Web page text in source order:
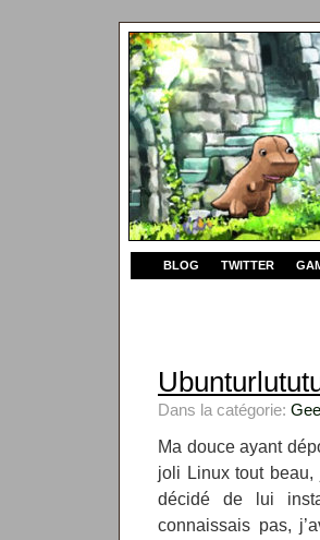
BLOG TWITTER
Dans la catégorie:
Ma douce ayant
joli Linux tout beau,
décidé de lui
connaissais pas,